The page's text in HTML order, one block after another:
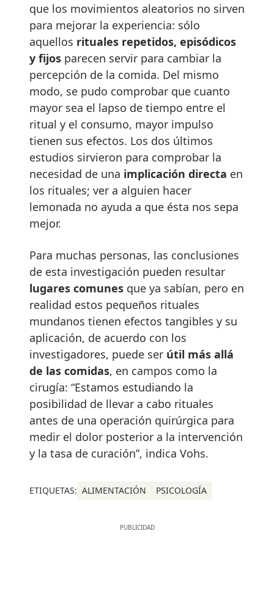
que los movimientos aleatorios no sirven
para mejorar la experiencia: sólo
aquellos rituales repetidos, episódicos
y fijos parecen servir para cambiar la
percepción de la comida. Del mismo
modo, se pudo comprobar que cuanto
mayor sea el lapso de tiempo entre el
ritual y el consumo, mayor impulso
tienen sus efectos. Los dos últimos
estudios sirvieron para comprobar la
necesidad de una implicación directa en
los rituales; ver a alguien hacer
lemonada no ayuda a que ésta nos sepa
mejor.
Para muchas personas, las conclusiones
de esta investigación pueden resultar
lugares comunes que ya sabían, pero en
realidad estos pequeños rituales
mundanos tienen efectos tangibles y su
aplicación, de acuerdo con los
investigadores, puede ser útil más allá
de las comidas, en campos como la
cirugía: “Estamos estudiando la
posibilidad de llevar a cabo rituales
antes de una operación quirúrgica para
medir el dolor posterior a la intervención
y la tasa de curación”, indica Vohs.
ETIQUETAS: ALIMENTACIÓN PSICOLOGÍA